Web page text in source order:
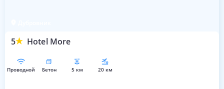
5 Hotel More
проводной бетон 5 км 20 км